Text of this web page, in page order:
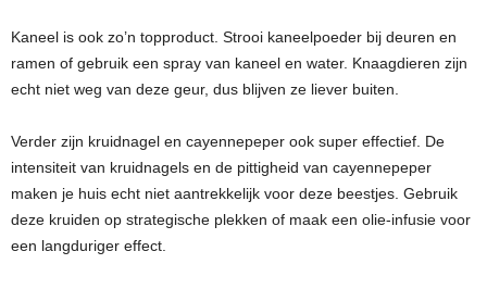
Kaneel is ook zo’n topproduct. Strooi kaneelpoeder bij deuren en
ramen of gebruik een spray van kaneel en water. Knaagdieren zijn
echt niet weg van deze geur, dus blijven ze liever buiten.
Verder zijn kruidnagel en cayennepeper ook super effectief. De
intensiteit van kruidnagels en de pittigheid van cayennepeper
maken je huis echt niet aantrekkelijk voor deze beestjes. Gebruik
deze kruiden op strategische plekken of maak een olie-infusie voor
een langduriger effect.